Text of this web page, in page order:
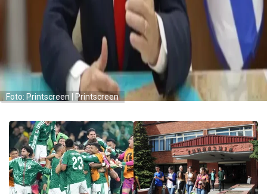
Foto: Printscreen | Printscreen